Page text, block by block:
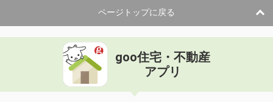
ページトップに戻る
goo住宅・不動産
アプリ